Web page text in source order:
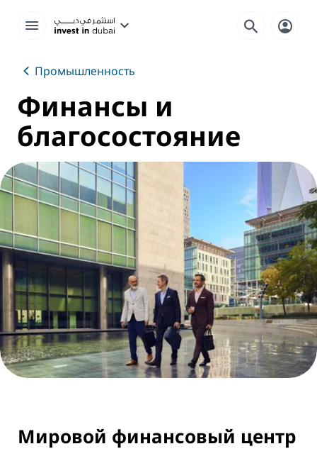
Промышленность
Финансы и
благосостояние
Мировой финансовый центр